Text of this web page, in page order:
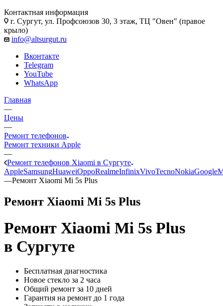
Контактная информация
г. Сургут, ул. Профсоюзов 30, 3 этаж, ТЦ "Овен" (правое
крыло)
info@altsurgut.ru
Вконтакте
Telegram
YouTube
WhatsApp
Главная
—
Цены
—
Ремонт телефонов
Ремонт техники Apple
—
Ремонт телефонов Xiaomi в Сургуте
AppleSamsungHuaweiOppoRealmeInfinixVivoTecnoNokiaGoogle
—Ремонт Xiaomi Mi 5s Plus
Ремонт Xiaomi Mi 5s Plus
Ремонт Xiaomi Mi 5s Plus
в Сургуте
Бесплатная диагностика
Новое стекло за 2 часа
Общий ремонт за 10 дней
Гарантия на ремонт до 1 года